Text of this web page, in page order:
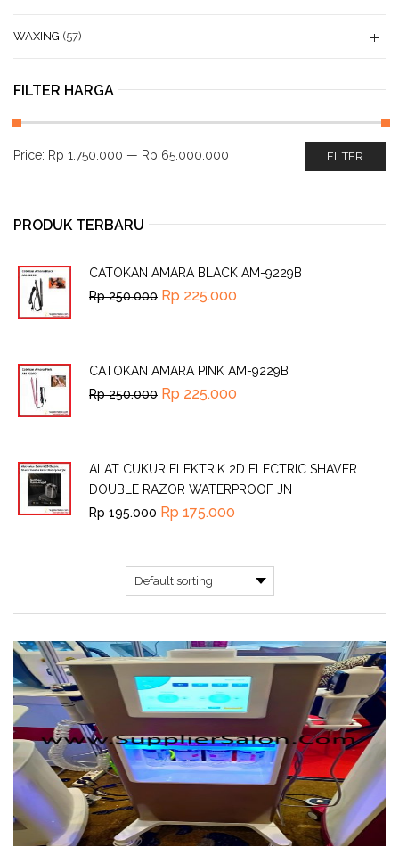
WAXING (57)
FILTER HARGA
FILTER
Price: Rp 1.750.000 — Rp 65.000.000
PRODUK TERBARU
CATOKAN AMARA BLACK AM-9229B
Rp250.000 Rp 225.000
CATOKAN AMARA PINK AM-9229B
Rp250.000 Rp 225.000
ALAT CUKUR ELEKTRIK 2D ELECTRIC SHAVER
DOUBLE RAZOR WATERPROOF JN
Rp195.000 Rp 175.000